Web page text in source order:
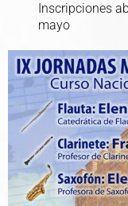
Inscripciones
mayo